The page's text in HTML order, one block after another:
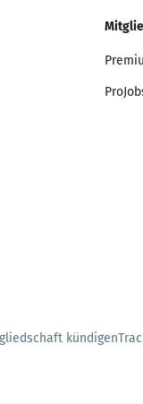
kündigen